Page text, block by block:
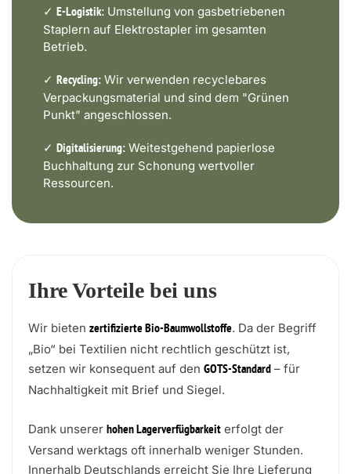
✓ E-Logistik: Umstellung von gasbetriebenen
Staplern auf Elektrostapler im gesamten
Betrieb.
✓ Recycling: Wir verwenden recyclebares
Verpackungsmaterial und sind dem "Grünen
Punkt" angeschlossen.
✓ Digitalisierung: Weitestgehend papierlose
Buchhaltung zur Schonung wertvoller
Ressourcen.
Ihre Vorteile bei uns
Wir bieten zertifizierte Bio-Baumwollstoffe. Da der Begriff
„Bio“ bei Textilien nicht rechtlich geschützt ist,
setzen wir konsequent auf den GOTS-Standard – für
Nachhaltigkeit mit Brief und Siegel.
Dank unserer hohen Lagerverfügbarkeit erfolgt der
Versand werktags oft innerhalb weniger Stunden.
Innerhalb Deutschlands erreicht Sie Ihre Lieferung